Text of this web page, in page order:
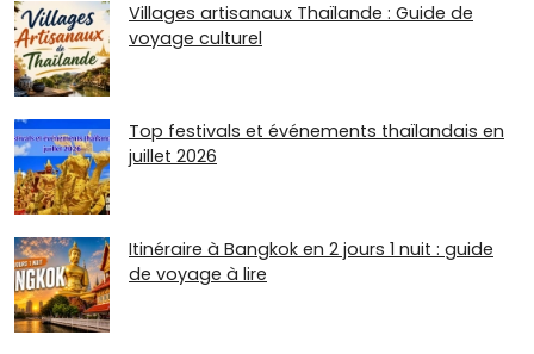
Villages artisanaux Thaïlande : Guide de
voyage culturel
Top festivals et événements thaïlandais en
juillet 2026
Itinéraire à Bangkok en 2 jours 1 nuit : guide
de voyage à lire